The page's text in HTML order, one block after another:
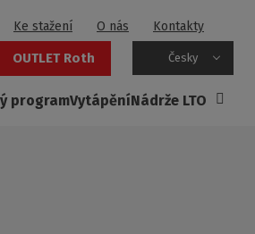
Ke stažení O nás Kontakty
OUTLET Roth Česky
programVytápěníNádrže LTO